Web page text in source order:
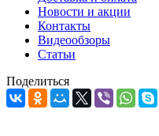
Новости и акции
Контакты
Видеообзоры
Статьи
Поделиться